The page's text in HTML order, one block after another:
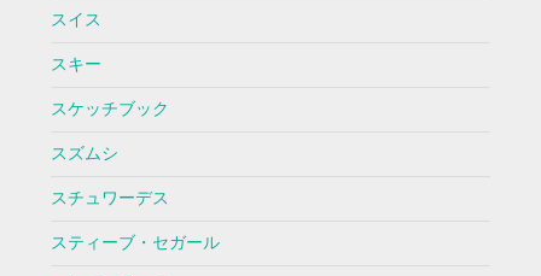
スイス
スキー
スケッチブック
スズムシ
スチュワーデス
スティーブ・セガール